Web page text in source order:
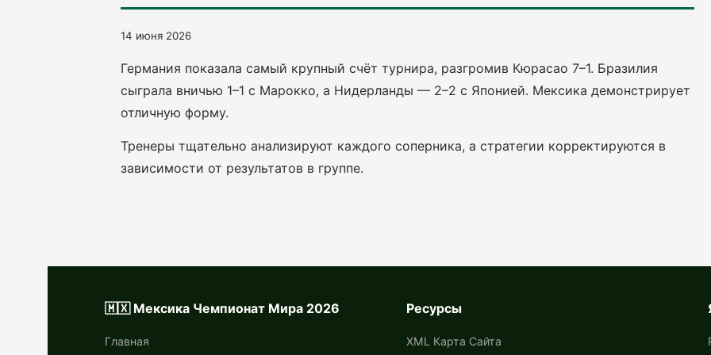
14 июня 2026
Германия показала самый крупный счёт турнира, разгромив Кюрасао 7–1. Бразилия
сыграла вничью 1–1 с Марокко, а Нидерланды — 2–2 с Японией. Мексика демонстрирует
отличную форму.
Тренеры тщательно анализируют каждого соперника, а стратегии корректируются в
зависимости от результатов в группе.
🇲🇽 Мексика Чемпионат Мира 2026
Главная
Ресурсы
XML Карта Сайта